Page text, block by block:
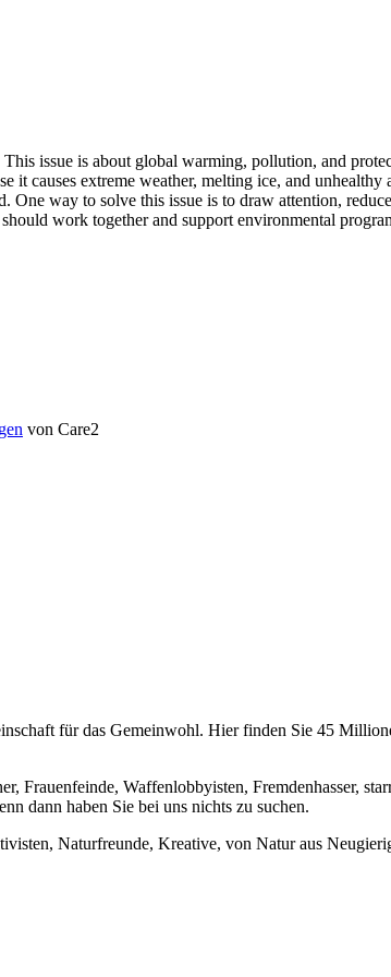
issue is about global warming, pollution, and
it causes extreme weather, melting ice, and
One way to solve this issue is to draw attention,
work together and support environmental
von Care2
für das Gemeinwohl. Hier finden Sie 45
Frauenfeinde, Waffenlobbyisten, Fremdenhasser,
dann haben Sie bei uns nichts zu suchen.
Naturfreunde, Kreative, von Natur aus